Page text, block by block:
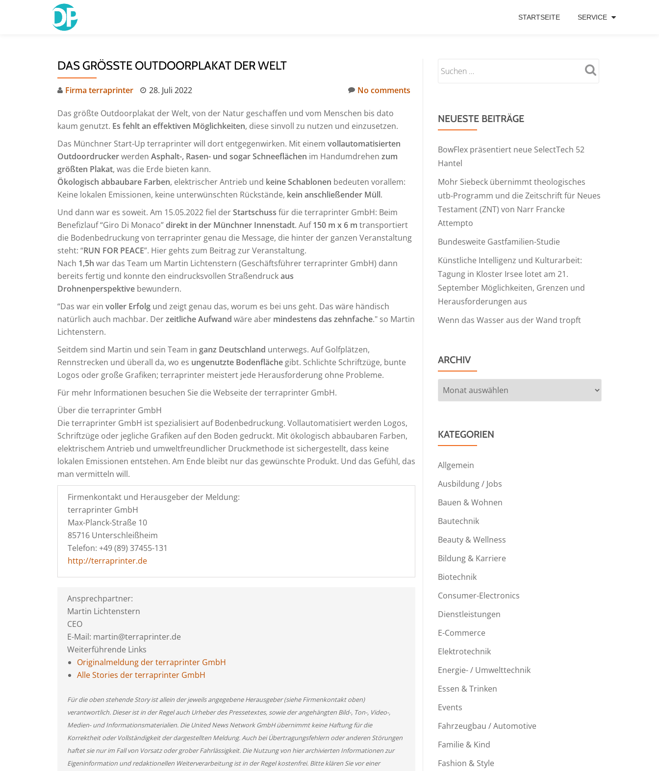
STARTSEITE SERVICE
DAS GRÖSSTE OUTDOORPLAKAT DER WELT
Firma terraprinter 28. Juli 2022 No comments
Das größte Outdoorplakat der Welt, von der Natur geschaffen und vom Menschen bis dato
kaum genutzt. Es fehlt an effektiven Möglichkeiten, diese sinvoll zu nutzen und einzusetzen.
Das Münchner Start-Up terraprinter will dort entgegenwirken. Mit einem vollautomatisierten
Outdoordruckerwerden Asphalt-, Rasen- und sogar Schneeflächen im Handumdrehen zum
größten Plakat, was die Erde bieten kann.
Ökologisch abbaubare Farben, elektrischer Antrieb und keine Schablonen bedeuten vorallem:
Keine lokalen Emissionen, keine unterwünschten Rückstände, kein anschließender Müll.
Und dann war es soweit. Am 15.05.2022 fiel derStartschuss für die terraprinter GmbH: Beim
Benefizlauf “Giro Di Monaco”direkt in der Münchner Innenstadt. Auf150 m x 6 m transportiert
die Bodenbedruckung von terraprinter genau die Message, die hinter der ganzen Veranstaltung
steht: “RUN FOR PEACE”. Hier gehts zum Beitrag zur Veranstaltung.
Nach 1,5h war das Team um Martin Lichtenstern (Geschäftsführer terraprinter GmbH) dann
bereits fertig und konnte den eindrucksvollen Straßendruckaus
Drohnenperspektive bewundern.
“Das war ein voller Erfolg und zeigt genau das, worum es bei uns geht. Das wäre händisch
natürlich auch machbar. Derzeitliche Aufwand wäre aber mindestens das zehnfache." so Martin
Lichtenstern.
Seitdem sind Martin und sein Team in ganz Deutschland unterwegs. Auf Golfplätzen,
Rennstrecken und überall da, wo es ungenutzte Bodenfläche gibt. Schlichte Schriftzüge, bunte
Logos oder große Grafiken; terraprinter meistert jede Herausforderung ohne Probleme.
Für mehr Informationen besuchen Sie die Webseite der terraprinter GmbH.
Über die terraprinter GmbH
Die terraprinter GmbH ist spezialisiert auf Bodenbedruckung. Vollautomatisiert werden Logos,
Schriftzüge oder jegliche Grafiken auf den Boden gedruckt. Mit ökologisch abbaubaren Farben,
elektrischem Antrieb und umweltfreundlicher Druckmethode ist sichergestellt, dass keine
lokalen Emissionen entstehen. Am Ende bleibt nur das gewünschte Produkt. Und das Gefühl, das
man vermitteln will.
Firmenkontakt und Herausgeber der Meldung:
terraprinter GmbH
Max-Planck-Straße 10
85716 Unterschleißheim
Telefon: +49 (89) 37455-131
http://terraprinter.de
Ansprechpartner:
Martin Lichtenstern
CEO
E-Mail: martin@terraprinter.de
Weiterführende Links
Originalmeldung der terraprinter GmbH
Alle Stories der terraprinter GmbH
Für die oben stehende Story ist allein der jeweils angegebene Herausgeber (siehe Firmenkontakt oben)
verantwortlich. Dieser ist in der Regel auch Urheber des Pressetextes, sowie der angehängten Bild-, Ton-, Video-,
Medien- und Informationsmaterialien. Die United News Network GmbH übernimmt keine Haftung für die
Korrektheit oder Vollständigkeit der dargestellten Meldung. Auch bei Übertragungsfehlern oder anderen Störungen
haftet sie nur im Fall von Vorsatz oder grober Fahrlässigkeit. Die Nutzung von hier archivierten Informationen zur
Eigeninformation und redaktionellen Weiterverarbeitung ist in der Regel kostenfrei. Bitte klären Sie vor einer
NEUESTE BEITRÄGE
BowFlex präsentiert neue SelectTech 52
Hantel
Mohr Siebeck übernimmt theologisches
utb-Programm und die Zeitschrift für Neues
Testament (ZNT) von Narr Francke
Attempto
Bundesweite Gastfamilien-Studie
Künstliche Intelligenz und Kulturarbeit:
Tagung in Kloster Irsee lotet am 21.
September Möglichkeiten, Grenzen und
Herausforderungen aus
Wenn das Wasser aus der Wand tropft
ARCHIV
Archiv
KATEGORIEN
Allgemein
Ausbildung / Jobs
Bauen & Wohnen
Bautechnik
Beauty & Wellness
Bildung & Karriere
Biotechnik
Consumer-Electronics
Dienstleistungen
E-Commerce
Elektrotechnik
Energie- / Umwelttechnik
Essen & Trinken
Events
Fahrzeugbau / Automotive
Familie & Kind
Fashion & Style